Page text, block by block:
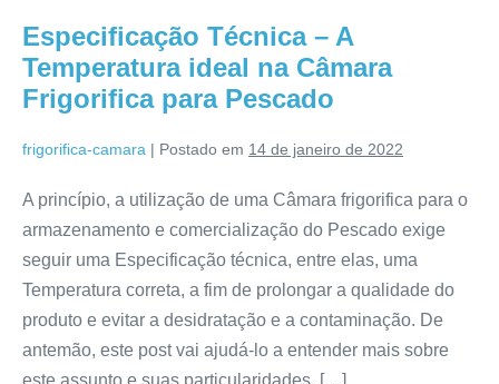
Especificação Técnica – A
Temperatura ideal na Câmara
Frigorifica para Pescado
frigorifica-camara | Postado em 14 de janeiro de 2022
A princípio, a utilização de uma Câmara frigorifica para o
armazenamento e comercialização do Pescado exige
seguir uma Especificação técnica, entre elas, uma
Temperatura correta, a fim de prolongar a qualidade do
produto e evitar a desidratação e a contaminação. De
antemão, este post vai ajudá-lo a entender mais sobre